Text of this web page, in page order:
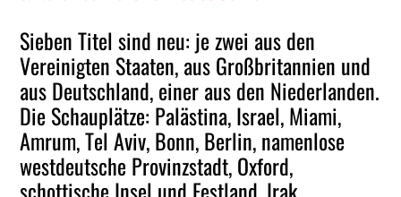
Sieben Titel sind neu: je zwei aus den
Vereinigten Staaten, aus Großbritannien und
aus Deutschland, einer aus den Niederlanden.
Die Schauplätze: Palästina, Israel, Miami,
Amrum, Tel Aviv, Bonn, Berlin, namenlose
westdeutsche Provinzstadt, Oxford,
schottische Insel und Festland, Irak,